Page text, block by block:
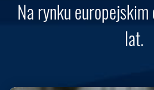
Na rynku
lat.